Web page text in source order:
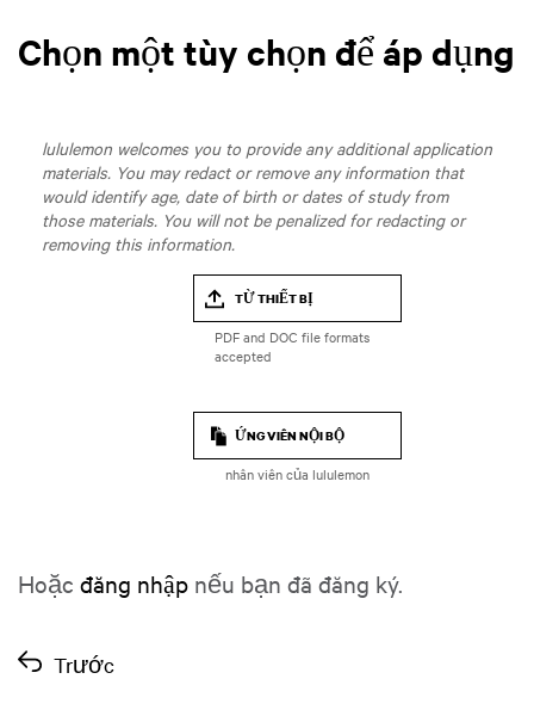
Chọn một tùy chọn để áp dụng
lululemon welcomes you to provide any additional application
materials. You may redact or remove any information that
would identify age, date of birth or dates of study from
those materials. You will not be penalized for redacting or
removing this information.
TỪ THIẾT BỊ
ỨNG VIÊN NỘI BỘ
nhân viên của lululemon
Hoặc đăng nhập nếu bạn đã đăng ký.
Trước